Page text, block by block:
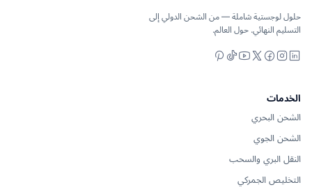
حلول لوجستية شاملة — من الشحن الدولي إلى
التسليم النهائي. حول العالم.
LinkedIn
Instagram
Facebook
X
YouTube
TikTok
الخدمات
الشحن البحري
الشحن الجوي
النقل البري والسحب
التخليص الجمركي